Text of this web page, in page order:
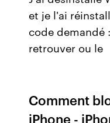
et je l'ai
code demandé
retrouver ou le
Comment
iPhone -